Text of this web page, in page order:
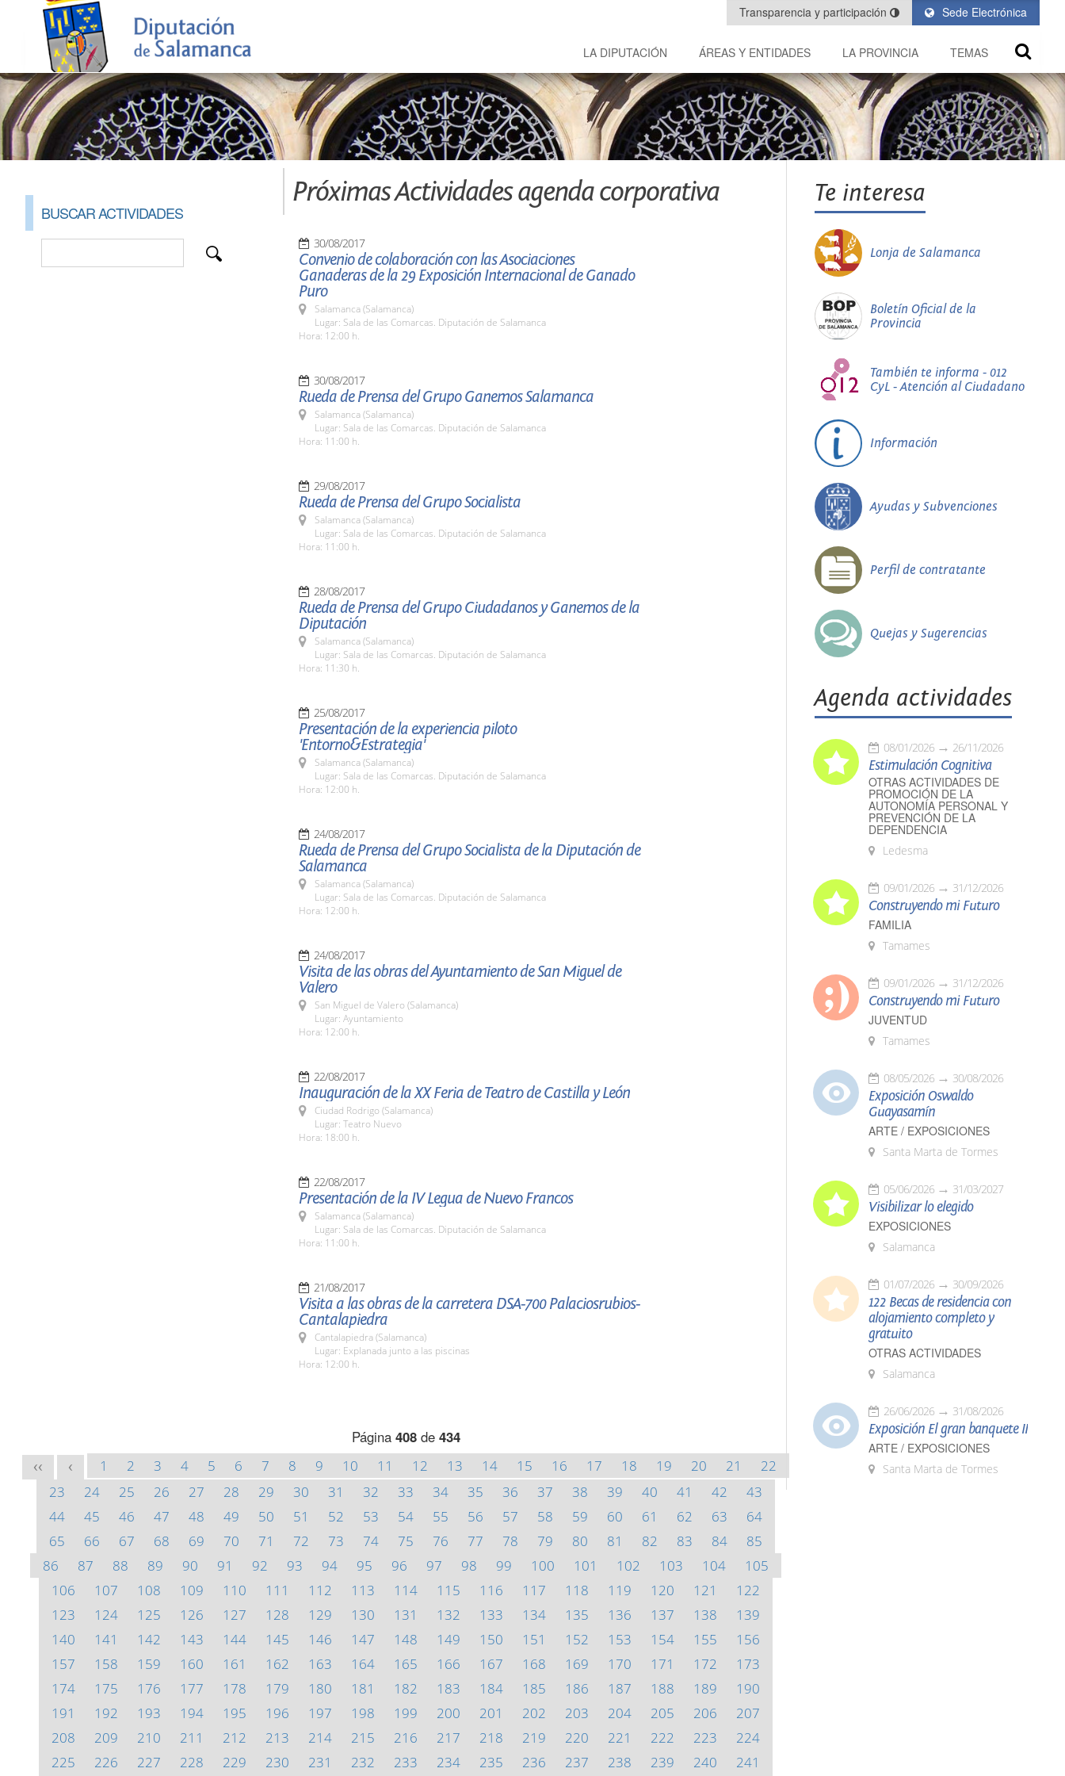
Sede Electrónica
Transparencia y participación
LA DIPUTACIÓN ÁREAS Y ENTIDADES LA PROVINCIA TEMAS
BUSCAR ACTIVIDADES
Próximas Actividades agenda corporativa
30/08/2017
Convenio de colaboración con las Asociaciones
Ganaderas de la 29 Exposición Internacional de Ganado
Puro
Salamanca (Salamanca)
Lugar: Sala de las Comarcas. Diputación de Salamanca
Hora: 12:00 h.
30/08/2017
Rueda de Prensa del Grupo Ganemos Salamanca
Salamanca (Salamanca)
Lugar: Sala de las Comarcas. Diputación de Salamanca
Hora: 11:00 h.
29/08/2017
Rueda de Prensa del Grupo Socialista
Salamanca (Salamanca)
Lugar: Sala de las Comarcas. Diputación de Salamanca
Hora: 11:00 h.
28/08/2017
Rueda de Prensa del Grupo Ciudadanos y Ganemos de la
Diputación
Salamanca (Salamanca)
Lugar: Sala de las Comarcas. Diputación de Salamanca
Hora: 11:30 h.
25/08/2017
Presentación de la experiencia piloto
'Entorno&Estrategia'
Salamanca (Salamanca)
Lugar: Sala de las Comarcas. Diputación de Salamanca
Hora: 12:00 h.
24/08/2017
Rueda de Prensa del Grupo Socialista de la Diputación de
Salamanca
Salamanca (Salamanca)
Lugar: Sala de las Comarcas. Diputación de Salamanca
Hora: 12:00 h.
24/08/2017
Visita de las obras del Ayuntamiento de San Miguel de
Valero
San Miguel de Valero (Salamanca)
Lugar: Ayuntamiento
Hora: 12:00 h.
22/08/2017
Inauguración de la XX Feria de Teatro de Castilla y León
Ciudad Rodrigo (Salamanca)
Lugar: Teatro Nuevo
Hora: 18:00 h.
22/08/2017
Presentación de la IV Legua de Nuevo Francos
Salamanca (Salamanca)
Lugar: Sala de las Comarcas. Diputación de Salamanca
Hora: 11:00 h.
21/08/2017
Visita a las obras de la carretera DSA-700 Palaciosrubios-
Cantalapiedra
Cantalapiedra (Salamanca)
Lugar: Explanada junto a las piscinas
Hora: 12:00 h.
Página 408de 434
<< < 1 2 3 4 5 6 7 8 9 10 11 12 13 14 15 16 17 18 19 20 21
22
23
24 25 26 27 28 29 30 31 32 33 34 35 36 37 38 39 40 41 42
43
44
45 46 47 48 49 50 51 52 53 54 55 56 57 58 59 60 61 62 63
64
65
66 67 68 69 70 71 72 73 74 75 76 77 78 79 80 81 82 83 84
85
86
87 88 89 90 91 92 93 94 95 96 97 98 99 100 101 102 103 104
105
106
107 108 109 110 111 112 113 114 115 116 117 118 119 120 121
122
123
124 125 126 127 128 129 130 131 132 133 134 135 136 137 138
139
140
141 142 143 144 145 146 147 148 149 150 151 152 153 154 155
156
157
158 159 160 161 162 163 164 165 166 167 168 169 170 171 172
173
174
175 176 177 178 179 180 181 182 183 184 185 186 187 188 189
190
191
192 193 194 195 196 197 198 199 200 201 202 203 204 205 206
207
208
209 210 211 212 213 214 215 216 217 218 219 220 221 222 223
224
225
226 227 228 229 230 231 232 233 234 235 236 237 238 239 240 241
Te interesa
Lonja de Salamanca
Boletín Oficial de la
Provincia
También te informa - 012
CyL - Atención al Ciudadano
Información
Ayudas y Subvenciones
Perfil de contratante
Quejas y Sugerencias
Agenda actividades
08/01/2026 26/11/2026
Estimulación Cognitiva
OTRAS ACTIVIDADES DE
PROMOCIÓN DE LA
AUTONOMÍA PERSONAL Y
PREVENCIÓN DE LA
DEPENDENCIA
Ledesma
09/01/2026 31/12/2026
Construyendo mi Futuro
FAMILIA
Tamames
09/01/2026 31/12/2026
Construyendo mi Futuro
JUVENTUD
Tamames
08/05/2026 30/08/2026
Exposición Oswaldo
Guayasamín
ARTE / EXPOSICIONES
Santa Marta de Tormes
05/06/2026 31/03/2027
Visibilizar lo elegido
EXPOSICIONES
Salamanca
01/07/2026 30/09/2026
122 Becas de residencia con
alojamiento completo y
gratuito
OTRAS ACTIVIDADES
Salamanca
26/06/2026 31/08/2026
Exposición El gran banquete II
ARTE / EXPOSICIONES
Santa Marta de Tormes